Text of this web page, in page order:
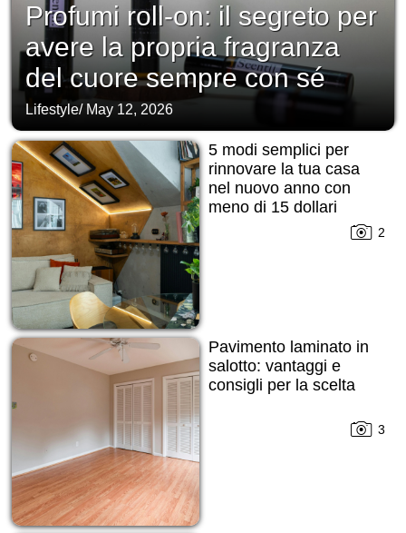
Profumi roll-on: il segreto per
avere la propria fragranza
del cuore sempre con sé
Lifestyle/ May 12, 2026
5 modi semplici per
rinnovare la tua casa
nel nuovo anno con
meno di 15 dollari
2
Pavimento laminato in
salotto: vantaggi e
consigli per la scelta
3